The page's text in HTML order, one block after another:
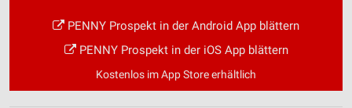
PENNY Prospekt in der Android App blättern
PENNY Prospekt in der iOS App blättern
Kostenlos im App Store erhältlich